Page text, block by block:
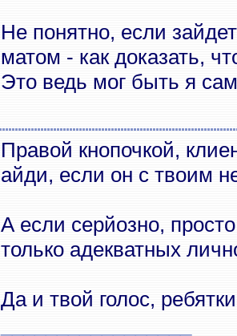
Не понятно, если
матом - как доказать,
Это ведь мог быть я
Правой кнопочкой,
айди, если он с твоим
А если серйозно,
только адекватных
Да и твой голос,